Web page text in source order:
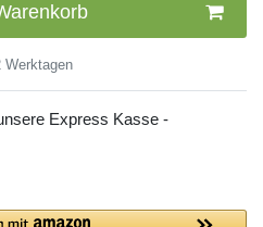
Werktagen
Express Kasse -